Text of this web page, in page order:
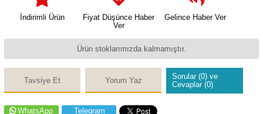
İndirimli Ürün
Fiyat Düşünce Haber
Ver
Gelince Haber Ver
Ürün stoklarımızda kalmamıştır.
Tavsiye Et Yorum Yaz
Sorular (0) ve
Cevaplar (0)
WhatsApp Telegram